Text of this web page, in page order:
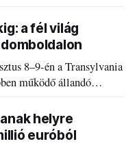
a fél világ
8–9-én a Transylvania
működő állandó
helyre
euróból